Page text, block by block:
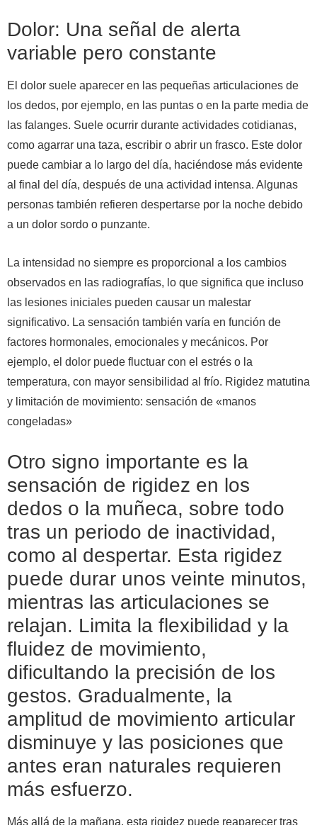
Dolor: Una señal de alerta
variable pero constante
El dolor suele aparecer en las pequeñas articulaciones de
los dedos, por ejemplo, en las puntas o en la parte media de
las falanges. Suele ocurrir durante actividades cotidianas,
como agarrar una taza, escribir o abrir un frasco. Este dolor
puede cambiar a lo largo del día, haciéndose más evidente
al final del día, después de una actividad intensa. Algunas
personas también refieren despertarse por la noche debido
a un dolor sordo o punzante.
La intensidad no siempre es proporcional a los cambios
observados en las radiografías, lo que significa que incluso
las lesiones iniciales pueden causar un malestar
significativo. La sensación también varía en función de
factores hormonales, emocionales y mecánicos. Por
ejemplo, el dolor puede fluctuar con el estrés o la
temperatura, con mayor sensibilidad al frío. Rigidez matutina
y limitación de movimiento: sensación de «manos
congeladas»
Otro signo importante es la
sensación de rigidez en los
dedos o la muñeca, sobre todo
tras un periodo de inactividad,
como al despertar. Esta rigidez
puede durar unos veinte minutos,
mientras las articulaciones se
relajan. Limita la flexibilidad y la
fluidez de movimiento,
dificultando la precisión de los
gestos. Gradualmente, la
amplitud de movimiento articular
disminuye y las posiciones que
antes eran naturales requieren
más esfuerzo.
Más allá de la mañana, esta rigidez puede reaparecer tras